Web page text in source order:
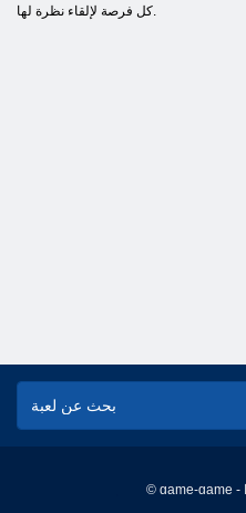
كل فرصة لإلقاء نظرة لها.